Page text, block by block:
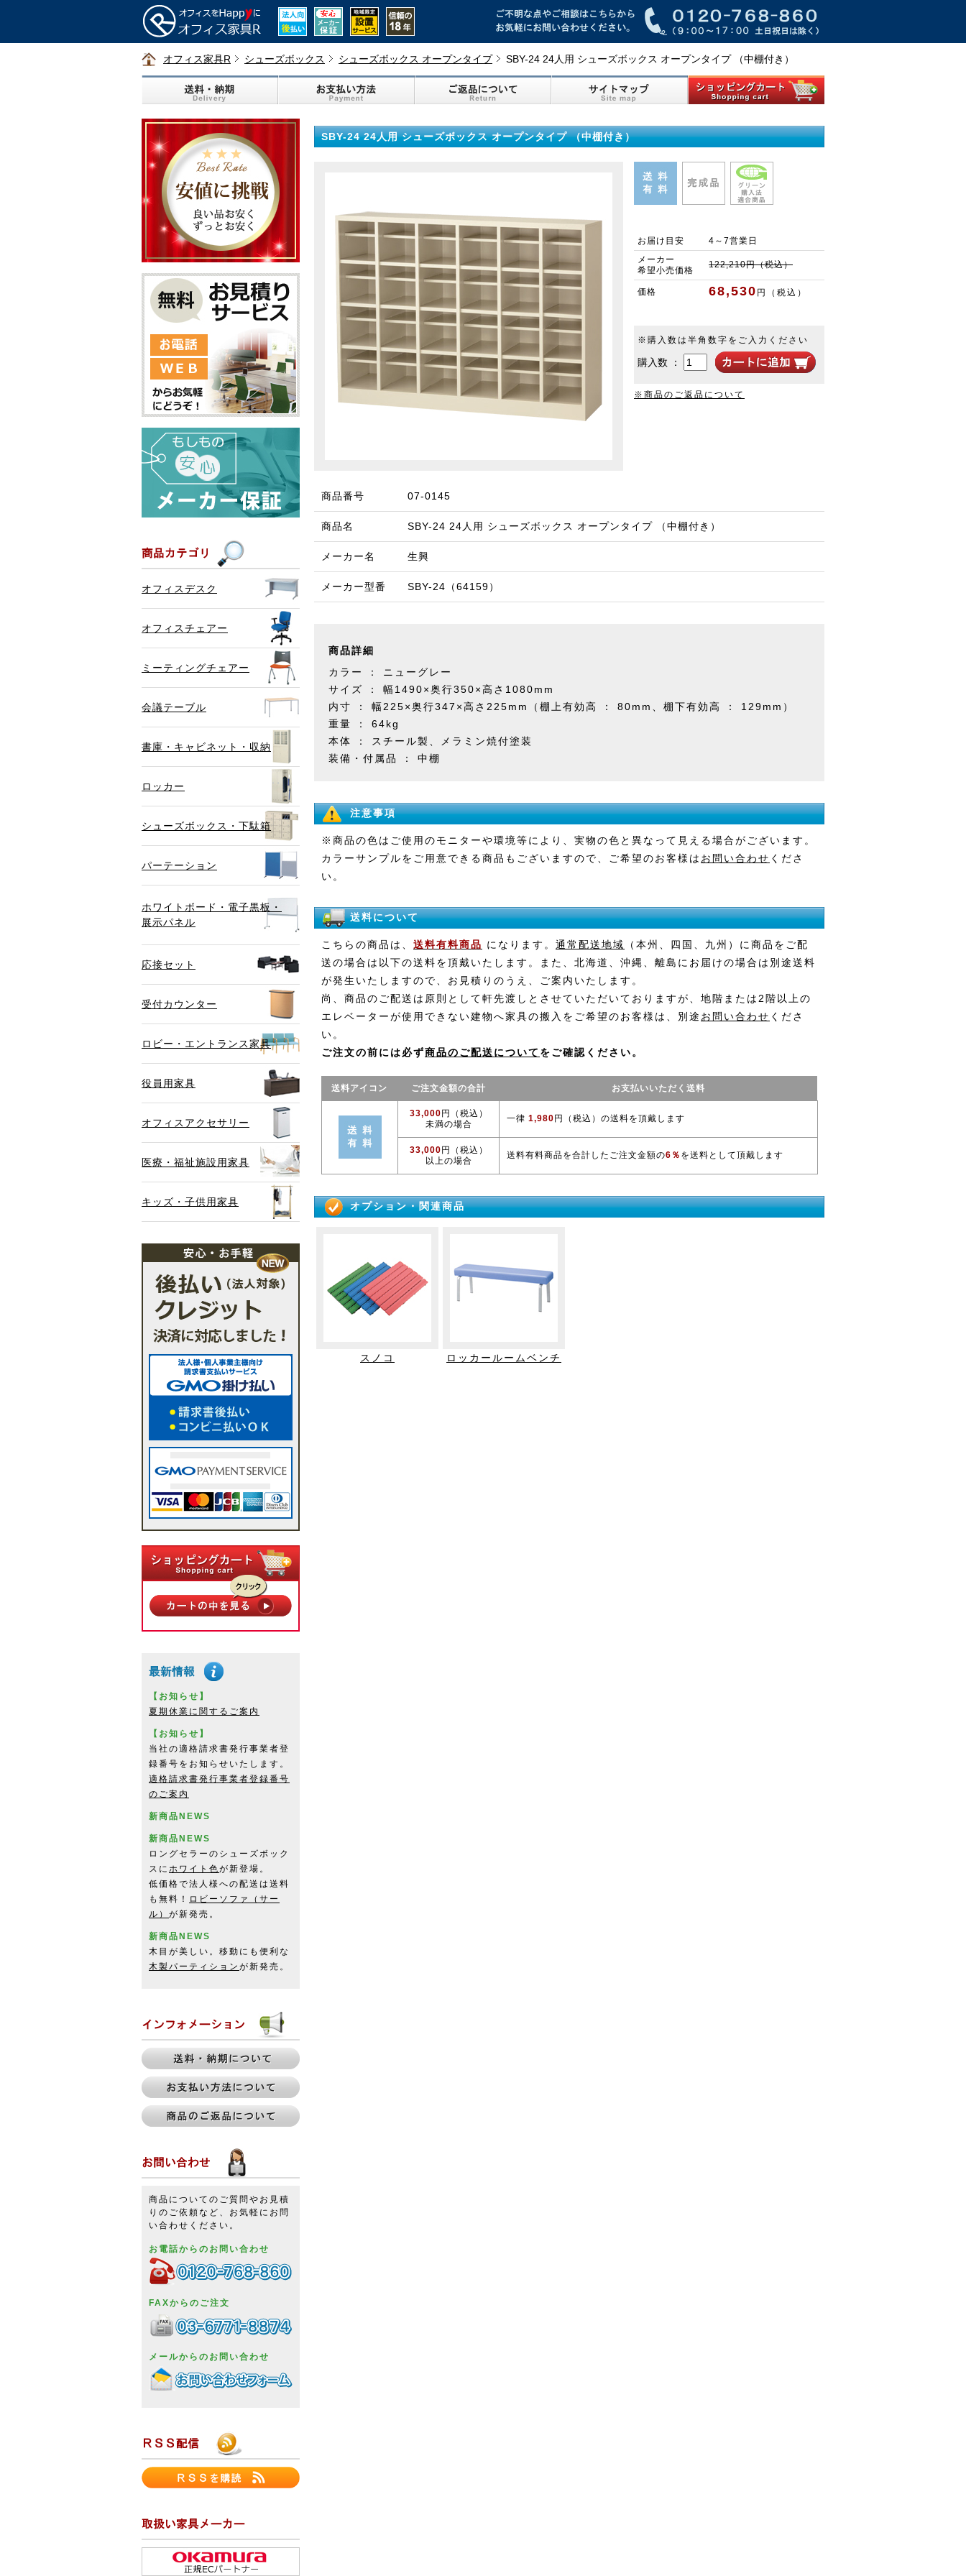
オフィス家具R シューズボックス シューズボックス オープンタイプ SBY-24 24人用 シューズボックス オープンタイプ （中棚付き）
オフィスデスク
オフィスチェアー
ミーティングチェアー
会議テーブル
書庫・キャビネット・収納
ロッカー
シューズボックス・下駄箱
パーテーション
ホワイトボード・電子黒板・
展示パネル
応接セット
受付カウンター
ロビー・エントランス家具
役員用家具
オフィスアクセサリー
医療・福祉施設用家具
キッズ・子供用家具
【お知らせ】
夏期休業に関するご案内
【お知らせ】
当社の適格請求書発行事業者登
録番号をお知らせいたします。
適格請求書発行事業者登録番号
のご案内
新商品NEWS
新商品NEWS
ロングセラーのシューズボック
スに ホワイト色が新登場。
低価格で法人様への配送は送料
も無料！
ロビーソファ（サー
ル） が新発売。
新商品NEWS
木目が美しい。移動にも便利な
木製パーティション が新発売。
商品についてのご質問やお見積
りのご依頼など、お気軽にお問
い合わせください。
お電話からのお問い合わせ
FAXからのご注文
メールからのお問い合わせ
SBY-24 24人用 シューズボックス オープンタイプ （中棚付き）
お届け目安
4～7営業日
メーカー
希望小売価格
122,210円（税込）
価格 68,530 円（税込）
※購入数は半角数字をご入力ください
購入数 ：
※商品のご返品について
商品番号 07-0145
商品名 SBY-24 24人用 シューズボックス オープンタイプ （中棚付き）
メーカー名 生興
メーカー型番 SBY-24（64159）
商品詳細
カラー ： ニューグレー
サイズ ： 幅1490×奥行350×高さ1080mm
内寸 ： 幅225×奥行347×高さ225mm（棚上有効高 ： 80mm、棚下有効高 ： 129mm）
重量 ： 64kg
本体 ： スチール製、メラミン焼付塗装
装備・付属品 ： 中棚
注意事項
※商品の色はご使用のモニターや環境等により、実物の色と異なって見える場合がございます。
カラーサンプルをご用意できる商品もございますので、ご希望のお客様は お問い合わせ くださ
い。
送料について
こちらの商品は、 送料有料商品 になります。 通常配送地域
（本州、四国、九州）に商品をご配
送の場合は以下の送料を頂戴いたします。また、北海道、沖縄、離島にお届けの場合は別途送料
が発生いたしますので、お見積りのうえ、ご案内いたします。
尚、商品のご配送は原則として軒先渡しとさせていただいておりますが、地階または2階以上の
エレベーターが使用できない建物へ家具の搬入をご希望のお客様は、別途 お問い合わせ くださ
い。
ご注文の前には必ず商品のご配送について をご確認ください。
送料アイコン ご注文金額の合計 お支払いいただく送料
33,000 円（税込）
未満の場合
一律 1,980 円（税込）の送料を頂戴します
33,000 円（税込）
以上の場合
送料有料商品を合計したご注文金額の6％ を送料として頂戴します
オプション・関連商品
スノコ ロッカールームベンチ